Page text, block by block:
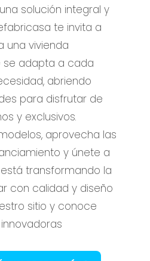
solución integral y
te invita a
una vivienda
se adapta a cada
abriendo
para disfrutar de
y exclusivos.
aprovecha las
y únete a
transformando la
con calidad y diseño
sitio y conoce